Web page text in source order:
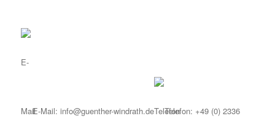
E-Mail: info@guenther-windrath.de Telefon: +49 (0) 2336